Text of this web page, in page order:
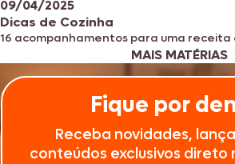
09/04/2025
Dicas de Cozinha
16 acompanhamentos para uma
MAIS MATÉRIAS
Fique por
Receba novidades,
conteúdos exclusivos direto